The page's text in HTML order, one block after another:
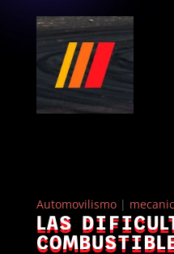
Automovilismo|
LAS